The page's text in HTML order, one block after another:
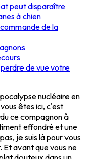
peut disparaître
à chien
de la
de vue votre
nucléaire en
êtes ici, c'est
ce compagnon à
effondré et une
je suis là pour vous
avant que vous ne